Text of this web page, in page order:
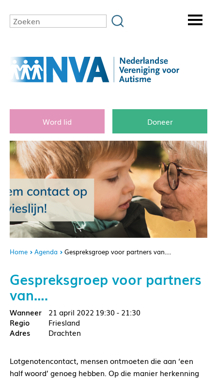
Word lid Doneer
Home Agenda Gespreksgroep voor partners van….
Gespreksgroep voor partners
van….
21 april 2022 19:30 - 21:30
Friesland
Drachten
Lotgenotencontact, mensen ontmoeten die aan ‘een
half woord’ genoeg hebben. Op die manier herkenning